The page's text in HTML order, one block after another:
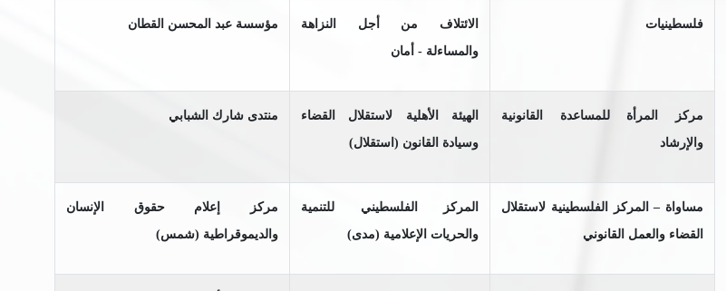
فلسطينيات
الائتلاف من أجل النزاهة
والمساءلة - أمان
مؤسسة عبد المحسن القطان
مركز المرأة للمساعدة القانونية
والإرشاد
الهيئة الأهلية لاستقلال القضاء
وسيادة القانون (استقلال)
منتدى شارك الشبابي
مساواة – المركز الفلسطينية لاستقلال
القضاء والعمل القانوني
المركز الفلسطيني للتنمية
والحريات الإعلامية (مدى)
مركز إعلام حقوق الإنسان
والديموقراطية (شمس)